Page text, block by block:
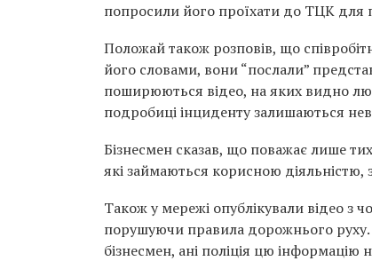
попросили його проїхати до ТЦК для
Положай також розповів, що
його словами, вони “послали”
поширюються відео, на яких видно
подробиці інциденту залишаються
Бізнесмен сказав, що поважає лише
які займаються корисною
Також у мережі опублікували відео з
порушуючи правила дорожнього
бізнесмен, ані поліція цю інформацію